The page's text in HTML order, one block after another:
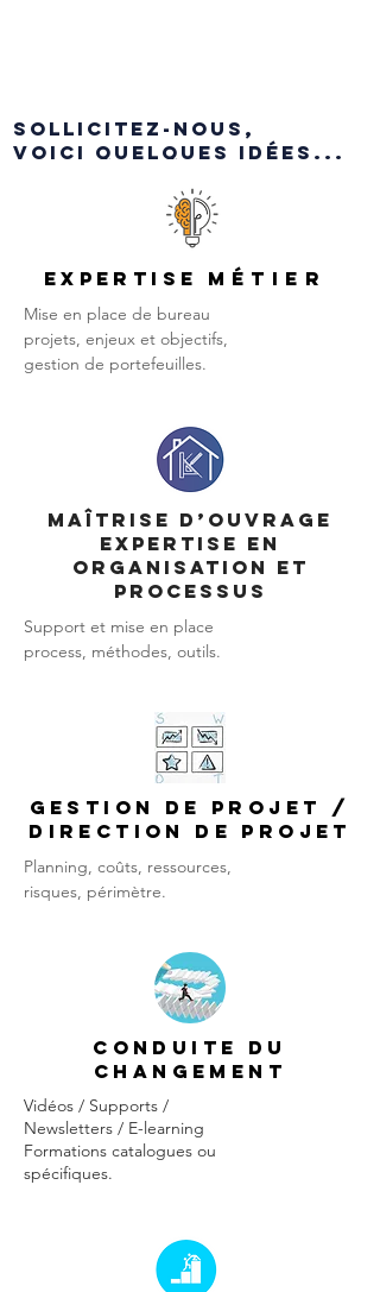
Sollicitez-nous,
voici quelques idées...
EXPERTISE MÉTIER
Mise en place de bureau
projets, enjeux et objectifs,
gestion de portefeuilles.
Maîtrise d’ouvrage
Expertise en
organisation et
processus
Support et mise en place
process, méthodes, outils.
Gestion de projet /
direction de projet
Planning, coûts, ressources,
risques, périmètre.
CONDUITE DU
CHANGEMENT
Vidéos / Supports /
Newsletters / E-learning
Formations catalogues ou
spécifiques.